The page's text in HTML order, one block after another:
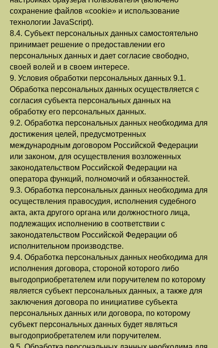
сохранение файлов «cookie» и использование
технологии JavaScript).
8.4. Субъект персональных данных самостоятельно
принимает решение о предоставлении его
персональных данных и дает согласие свободно,
своей волей и в своем интересе.
9. Условия обработки персональных данных 9.1.
Обработка персональных данных осуществляется с
согласия субъекта персональных данных на
обработку его персональных данных.
9.2. Обработка персональных данных необходима для
достижения целей, предусмотренных
международным договором Российской Федерации
или законом, для осуществления возложенных
законодательством Российской Федерации на
оператора функций, полномочий и обязанностей.
9.3. Обработка персональных данных необходима для
осуществления правосудия, исполнения судебного
акта, акта другого органа или должностного лица,
подлежащих исполнению в соответствии с
законодательством Российской Федерации об
исполнительном производстве.
9.4. Обработка персональных данных необходима для
исполнения договора, стороной которого либо
выгодоприобретателем или поручителем по которому
является субъект персональных данных, а также для
заключения договора по инициативе субъекта
персональных данных или договора, по которому
субъект персональных данных будет являться
выгодоприобретателем или поручителем.